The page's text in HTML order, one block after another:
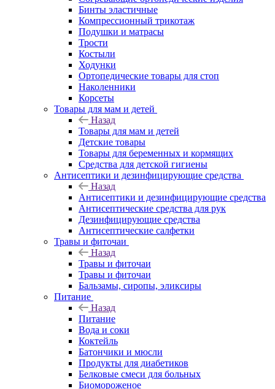
Бинты эластичные
Компрессионный трикотаж
Подушки и матрасы
Трости
Костыли
Ходунки
Ортопедические товары для стоп
Наколенники
Корсеты
Товары для мам и детей
Назад
Товары для мам и детей
Детские товары
Товары для беременных и кормящих
Средства для детской гигиены
Антисептики и дезинфицирующие средства
Назад
Антисептики и дезинфицирующие средства
Антисептические средства для рук
Дезинфицирующие средства
Антисептические салфетки
Травы и фиточаи
Назад
Травы и фиточаи
Травы и фиточаи
Бальзамы, сиропы, эликсиры
Питание
Назад
Питание
Вода и соки
Коктейль
Батончики и мюсли
Продукты для диабетиков
Белковые смеси для больных
Биомороженое